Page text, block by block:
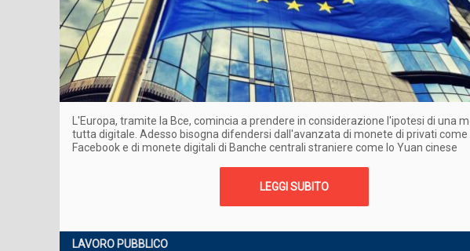
L'Europa, tramite la Bce, comincia a prendere in considerazione l'ipotesi di una
tutta digitale. Adesso bisogna difendersi dall'avanzata di monete di privati come
Facebook e di monete digitali di Banche centrali straniere come lo Yuan cinese
LEGGI SUBITO
LAVORO PUBBLICO